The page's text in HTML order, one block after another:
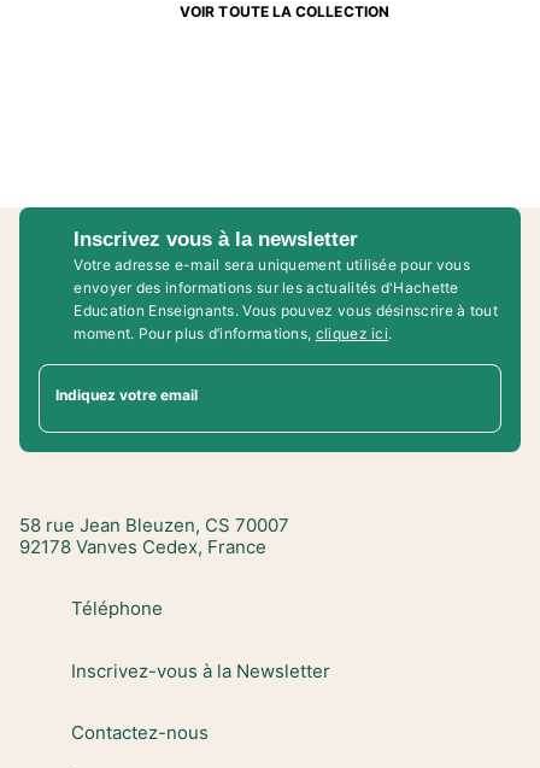
VOIR TOUTE LA COLLECTION
Inscrivez vous à la newsletter
Votre adresse e-mail sera uniquement utilisée pour vous
envoyer des informations sur les actualités d'Hachette
Education Enseignants. Vous pouvez vous désinscrire à tout
moment. Pour plus d’informations, cliquez ici.
Indiquez votre email
58 rue Jean Bleuzen, CS 70007
92178 Vanves Cedex, France
Téléphone
Inscrivez-vous à la Newsletter
Contactez-nous